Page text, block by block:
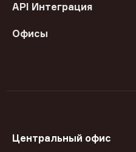
API Интеграция
Офисы
Центральный офис